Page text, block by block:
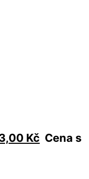
Kč Cena s